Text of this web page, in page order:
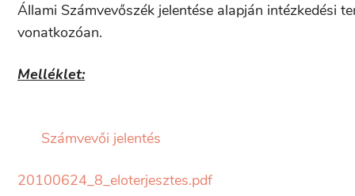
Állami Számvevőszék jelentése alapján intézkedési
vonatkozóan.
Melléklet:
Számvevői jelentés
20100624_8_eloterjesztes.pdf